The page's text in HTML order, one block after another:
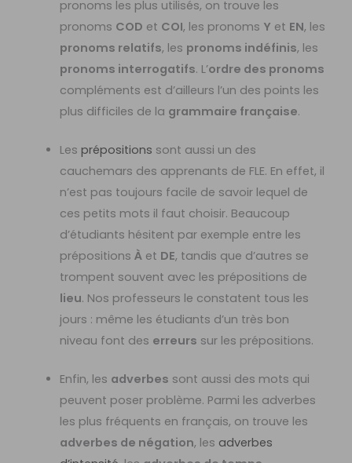
pronoms les plus utilisés, on trouve les
pronoms COD et COI, les pronoms Y et EN, les
pronoms relatifs, les pronoms indéfinis, les
pronoms interrogatifs. L’ordre des pronoms
compléments est d’ailleurs l’un des points les
plus difficiles de la grammaire française.
Les prépositions sont aussi un des
cauchemars des apprenants de FLE. En effet, il
n’est pas toujours facile de savoir lequel de
ces petits mots il faut choisir. Beaucoup
d’étudiants hésitent par exemple entre les
prépositions À et DE, tandis que d’autres se
trompent souvent avec les prépositions de
lieu. Nos professeurs le constatent tous les
jours : même les étudiants d’un très bon
niveau font des erreurs sur les prépositions.
Enfin, les adverbes sont aussi des mots qui
peuvent poser problème. Parmi les adverbes
les plus fréquents en français, on trouve les
adverbes de négation, les adverbes